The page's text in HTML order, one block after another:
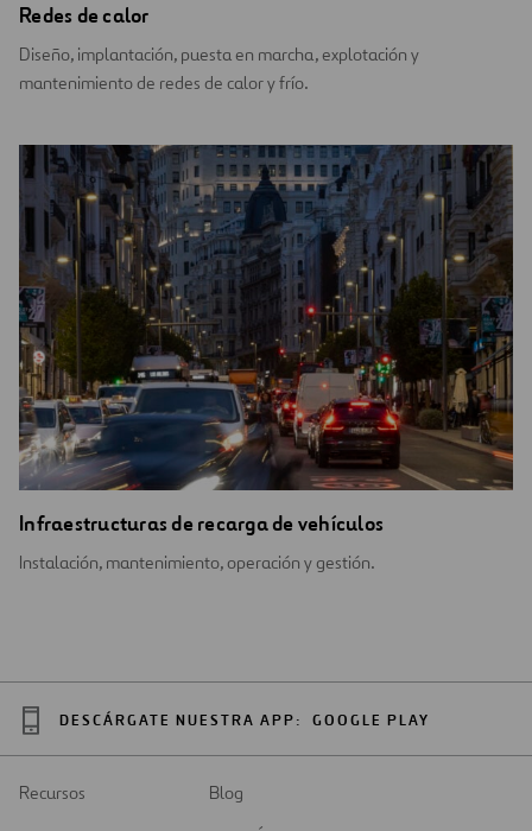
Redes de calor
Diseño, implantación, puesta en marcha, explotación y
mantenimiento de redes de calor y frío.
Infraestructuras de recarga de vehículos
Instalación, mantenimiento, operación y gestión.
DESCÁRGATE NUESTRA APP: GOOGLE PLAY
Recursos
Blog